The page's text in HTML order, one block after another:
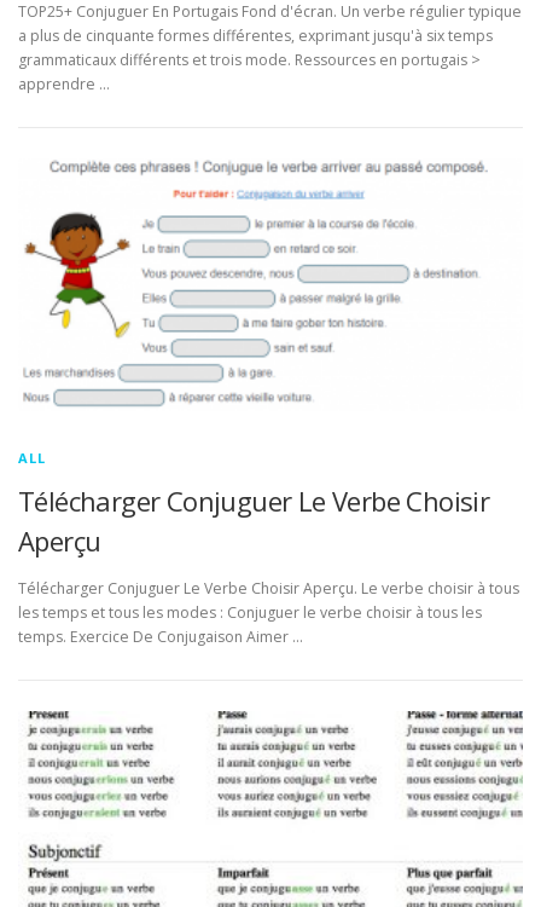
TOP25+ Conjuguer En Portugais Fond d'écran. Un verbe régulier typique
a plus de cinquante formes différentes, exprimant jusqu'à six temps
grammaticaux différents et trois mode. Ressources en portugais >
apprendre …
ALL
Télécharger Conjuguer Le Verbe Choisir
Aperçu
Télécharger Conjuguer Le Verbe Choisir Aperçu. Le verbe choisir à tous
les temps et tous les modes : Conjuguer le verbe choisir à tous les
temps. Exercice De Conjugaison Aimer …